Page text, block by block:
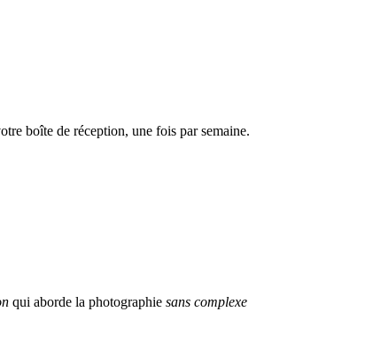
boîte de réception, une fois par semaine.
qui aborde la photographie sans complexe